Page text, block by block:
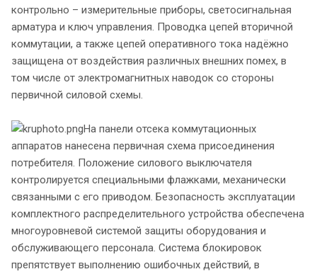
контрольно – измерительные приборы, светосигнальная
арматура и ключ управления. Проводка цепей вторичной
коммутации, а также цепей оперативного тока надёжно
защищена от воздействия различных внешних помех, в
том числе от электромагнитных наводок со стороны
первичной силовой схемы.
На панели отсека коммутационных
аппаратов нанесена первичная схема присоединения
потребителя. Положение силового выключателя
контролируется специальными флажками, механически
связанными с его приводом. Безопасность эксплуатации
комплектного распределительного устройства обеспечена
многоуровневой системой защиты оборудования и
обслуживающего персонала. Система блокировок
препятствует выполнению ошибочных действий, в